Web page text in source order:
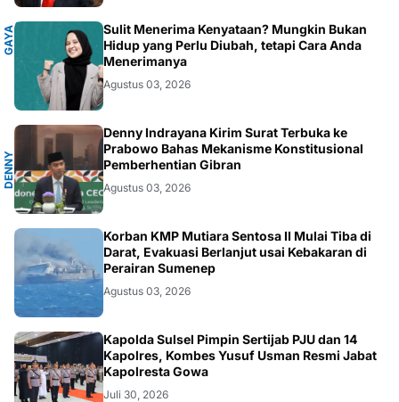
G
A
Y
A
H
I
D
UP
Sulit Menerima Kenyataan? Mungkin Bukan
Hidup yang Perlu Diubah, tetapi Cara Anda
Menerimanya
Agustus 03, 2026
D
E
N
N
Y
I
N
D
R
A
Y
A
NA
Denny Indrayana Kirim Surat Terbuka ke
Prabowo Bahas Mekanisme Konstitusional
Pemberhentian Gibran
Agustus 03, 2026
NUSANTARA
Korban KMP Mutiara Sentosa II Mulai Tiba di
Darat, Evakuasi Berlanjut usai Kebakaran di
Perairan Sumenep
Agustus 03, 2026
NUSANTARA
Kapolda Sulsel Pimpin Sertijab PJU dan 14
Kapolres, Kombes Yusuf Usman Resmi Jabat
Kapolresta Gowa
Juli 30, 2026